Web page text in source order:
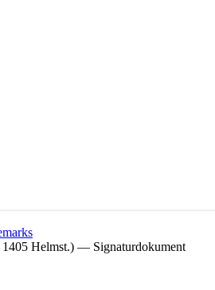
Helmst.) — Signaturdokument